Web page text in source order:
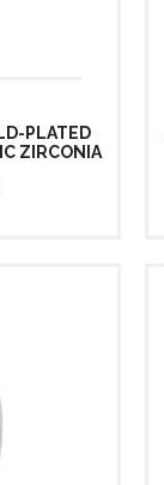
PLATED
ZIRCONIA